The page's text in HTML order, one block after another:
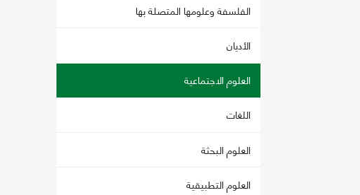
الفلسفة وعلومها المتصلة بها
الأديان
العلوم الاجتماعية
اللغات
العلوم البحثة
العلوم التطبيقية